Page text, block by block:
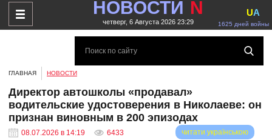
НОВОСТИ N
четверг, 6 Августа 2026 23:29 1625 дней войны
UA
ГЛАВНАЯ НОВОСТИ
Директор автошколы «продавал»
водительские удостоверения в Николаеве: он
признан виновным в 200 эпизодах
08.07.2026 в 14:19 6433
читати українською